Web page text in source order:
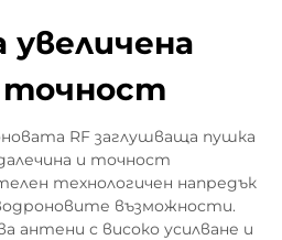
точност
RF заглушваща пушка
и точност
технологичен напредък
възможности.
антени с високо усилване и